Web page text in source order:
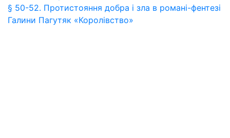
§ 50-52. Протистояння добра і зла в романі-фентезі
Галини Пагутяк «Королівство»